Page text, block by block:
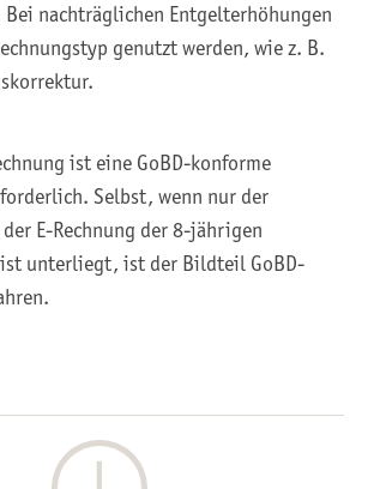
nachträglichen Entgelterhöhungen
genutzt werden, wie z. B.
ist eine GoBD-konforme
Selbst, wenn nur der
E-Rechnung der 8-jährigen
unterliegt, ist der Bildteil GoBD-